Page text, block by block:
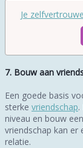
Je
7. Bouw aan
Een goede basis
sterke vriendschap.
niveau en bouw
vriendschap kan er
relatie.